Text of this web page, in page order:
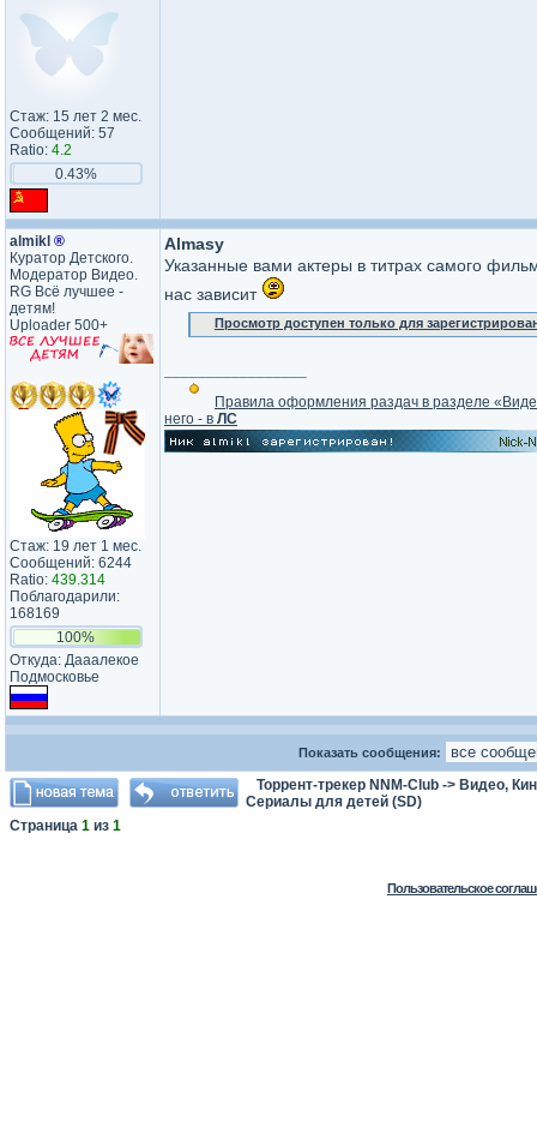
Стаж: 15 лет 2 мес.
Сообщений: 57
Ratio: 4.2
0.43%
almikl ®
Куратор Детского.
Модератор Видео.
RG Всё лучшее -
детям!
Uploader 500+
Стаж: 19 лет 1 мес.
Сообщений: 6244
Ratio: 439.314
Поблагодарили:
168169
100%
Откуда: Дааалекое
Подмосковье
Almasy
Указанные вами актеры в титрах самого
нас зависит
Просмотр доступен только для
Правила оформления раздач в разделе
него - в ЛС
Показать сообщения:
Торрент-трекер NNM-Club -> Видео,
Сериалы для детей (SD)
Страница 1 из 1
Пользовательское